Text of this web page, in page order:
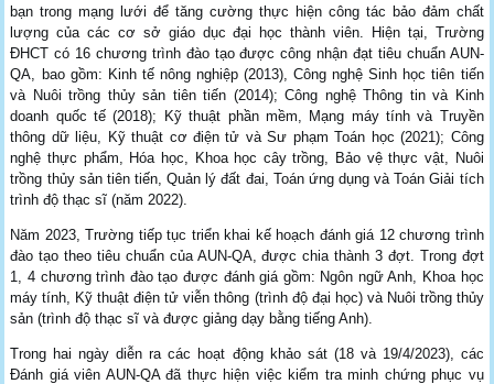
bạn trong mạng lưới để tăng cường thực hiện công tác bảo đảm chất
lượng của các cơ sở giáo dục đại học thành viên. Hiện tại, Trường
ĐHCT có 16 chương trình đào tạo được công nhận đạt tiêu chuẩn AUN-
QA, bao gồm: Kinh tế nông nghiệp (2013), Công nghệ Sinh học tiên tiến
và Nuôi trồng thủy sản tiên tiến (2014); Công nghệ Thông tin và Kinh
doanh quốc tế (2018); Kỹ thuật phần mềm, Mạng máy tính và Truyền
thông dữ liệu, Kỹ thuật cơ điện tử và Sư phạm Toán học (2021); Công
nghệ thực phẩm, Hóa học, Khoa học cây trồng, Bảo vệ thực vật, Nuôi
trồng thủy sản tiên tiến, Quản lý đất đai, Toán ứng dụng và Toán Giải tích
trình độ thạc sĩ (năm 2022).
Năm 2023, Trường tiếp tục triển khai kế hoạch đánh giá 12 chương trình
đào tạo theo tiêu chuẩn của AUN-QA, được chia thành 3 đợt. Trong đợt
1, 4 chương trình đào tạo được đánh giá gồm: Ngôn ngữ Anh, Khoa học
máy tính, Kỹ thuật điện tử viễn thông (trình độ đại học) và Nuôi trồng thủy
sản (trình độ thạc sĩ và được giảng dạy bằng tiếng Anh).
Trong hai ngày diễn ra các hoạt động khảo sát (18 và 19/4/2023), các
Đánh giá viên AUN-QA đã thực hiện việc kiểm tra minh chứng phục vụ